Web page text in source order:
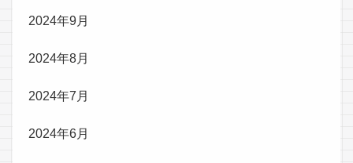
2024年9月
2024年8月
2024年7月
2024年6月